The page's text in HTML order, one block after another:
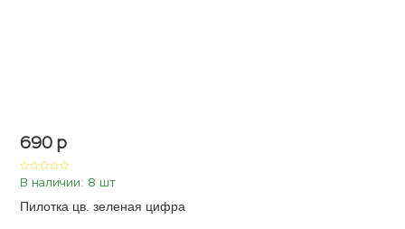
690 p
В наличии: 8 шт
Пилотка цв. зеленая цифра